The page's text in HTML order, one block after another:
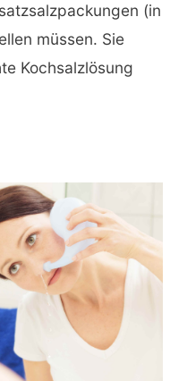
(in
müssen. Sie
Kochsalzlösung